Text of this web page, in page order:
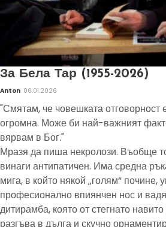
За Бела Тар (1955-2026)
Anton 06.01.2026
"Смятам, че човешката отговорност
огромна. Може би най-важният
вярвам в Бог."
Мразя да пиша некролози. Въобще
винаги антипатичен. Има средна
мига, в който някой „голям“ почине,
професионално впиянчен нос и
дитирамба, която от стегнато
разгъва в дълга и скучно